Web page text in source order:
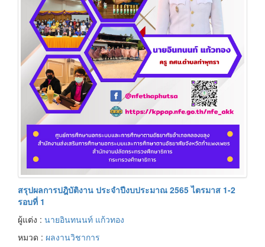
สรุปผลการปฎิบัติงาน ประจำปีงบประมาณ 2565 ไตรมาส 1-2
รอบที่ 1
ผู้แต่ง : นายอินทนนท์ แก้วทอง
หมวด : ผลงานวิชาการ